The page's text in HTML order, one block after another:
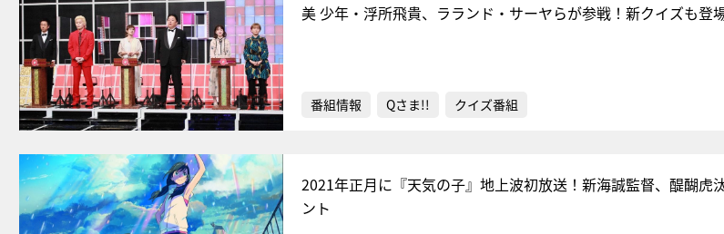
美 少年・浮所飛貴、ラランド・サーヤらが参戦！新クイズも登
番組情報 Qさま!! クイズ番組
2021年正月に『天気の子』地上波初放送！新海誠監督、醍醐虎
ント